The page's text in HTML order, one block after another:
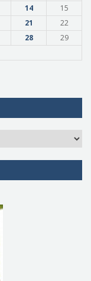
14
15
21
22
28
29